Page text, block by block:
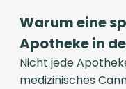
Warum eine
Apotheke in
Nicht jede
medizinisches